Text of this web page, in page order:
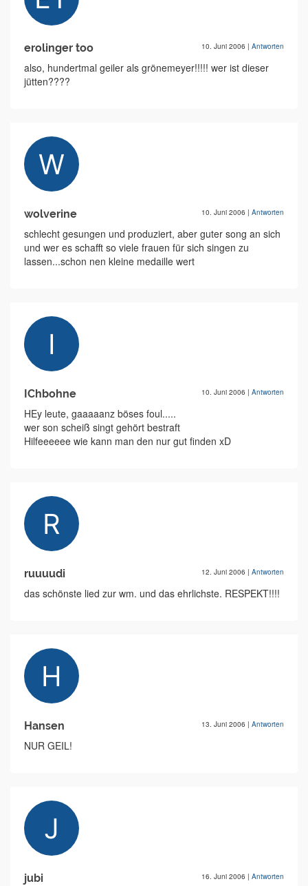
erolinger too 10. Juni 2006 | Antworten
also, hundertmal geiler als grönemeyer!!!!! wer ist dieser
jütten????
wolverine 10. Juni 2006 | Antworten
schlecht gesungen und produziert, aber guter song an sich
und wer es schafft so viele frauen für sich singen zu
lassen...schon nen kleine medaille wert
IChbohne 10. Juni 2006 | Antworten
HEy leute, gaaaaanz böses foul.....
wer son scheiß singt gehört bestraft
Hilfeeeeee wie kann man den nur gut finden xD
ruuuudi 12. Juni 2006 | Antworten
das schönste lied zur wm. und das ehrlichste. RESPEKT!!!!
Hansen 13. Juni 2006 | Antworten
NUR GEIL!
jubi 16. Juni 2006 | Antworten